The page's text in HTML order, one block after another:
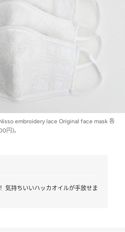
Nisso embroidery lace Original face mask 各
円)。
気持ちいいハッカオイルが手放せま